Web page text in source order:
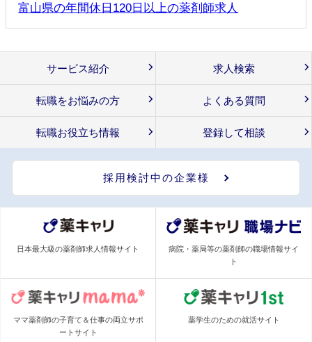
富山県の年間休日120日以上の薬剤師求人
サービス紹介 求人検索
転職をお悩みの方 よくある質問
転職お役立ち情報 登録して相談
採用検討中の企業様
日本最大級の薬剤師求人情報サイト
病院・薬局等の薬剤師の職場情報サイ
ト
ママ薬剤師の子育て＆仕事の両立サポ
ートサイト
薬学生のための就活サイト